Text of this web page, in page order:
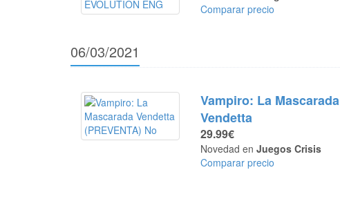
Comparar precio
06/03/2021
Vampiro: La Mascarada
Vendetta
29.99€
Novedad enJuegos Crisis
Comparar precio